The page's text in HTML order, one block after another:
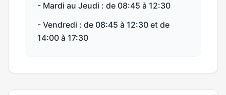
- Mardi au Jeudi : de 08:45 à 12:30
- Vendredi : de 08:45 à 12:30 et de
14:00 à 17:30